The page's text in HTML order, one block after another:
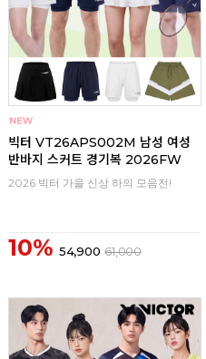
빅터 VT26APS002M 남성 여성
반바지 스커트 경기복 2026FW
2026 빅터 가을 신상 하의 모음전!
10% 54,900 61,000